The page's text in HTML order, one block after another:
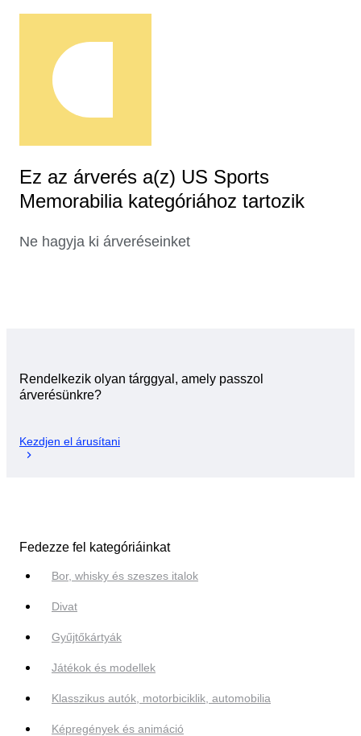
Ez az árverés a(z) US Sports
Memorabilia kategóriához tartozik
Ne hagyja ki árveréseinket
Rendelkezik olyan tárggyal, amely passzol
árverésünkre?
Kezdjen el árusítani
Fedezze fel kategóriáinkat
Bor, whisky és szeszes italok
Divat
Gyűjtőkártyák
Játékok és modellek
Klasszikus autók, motorbiciklik, automobilia
Képregények és animáció